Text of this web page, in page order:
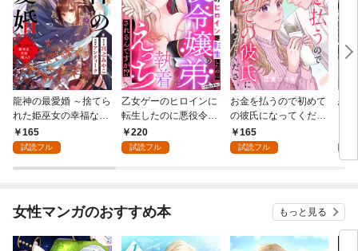
龍神の最愛婚 ～捨てら
れた姫巫女の幸福な嫁
入り～: 1
165
試読フル
乙女ゲーのヒロインに
転生したのに悪役令嬢
の弟（攻略対象外）に
執着えっちされるんで
220
試読フル
お金を払うので初めて
の彼氏になってくださ
い: 1
165
試読フル
恋
女性マンガのおすすめ本 もっと見る